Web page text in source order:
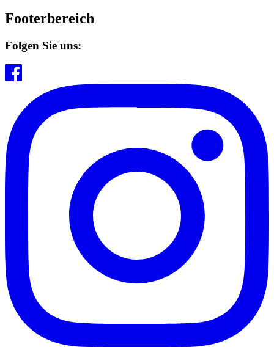
Footerbereich
Folgen Sie uns: